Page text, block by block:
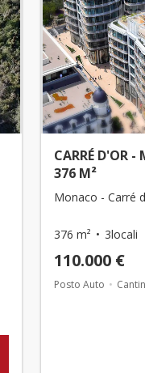
CARRÉ D'OR
376 M²
Monaco - Carré
376 m² 3locali
110.000 €
Posto Auto